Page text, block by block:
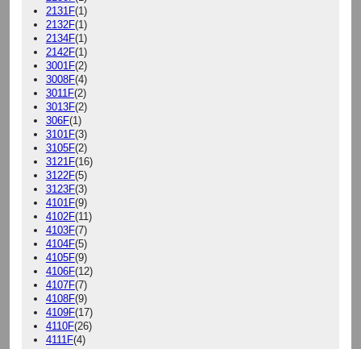
2131F(1)
2132F(1)
2134F(1)
2142F(1)
3001F(2)
3008F(4)
3011F(2)
3013F(2)
306F(1)
3101F(3)
3105F(2)
3121F(16)
3122F(5)
3123F(3)
4101F(9)
4102F(11)
4103F(7)
4104F(5)
4105F(9)
4106F(12)
4107F(7)
4108F(9)
4109F(17)
4110F(26)
4111F(4)